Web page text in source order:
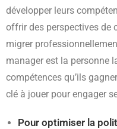
développer leurs
offrir des perspectives de
migrer
manager est la personne
compétences qu’ils
clé à jouer pour engager
Pour optimiser la